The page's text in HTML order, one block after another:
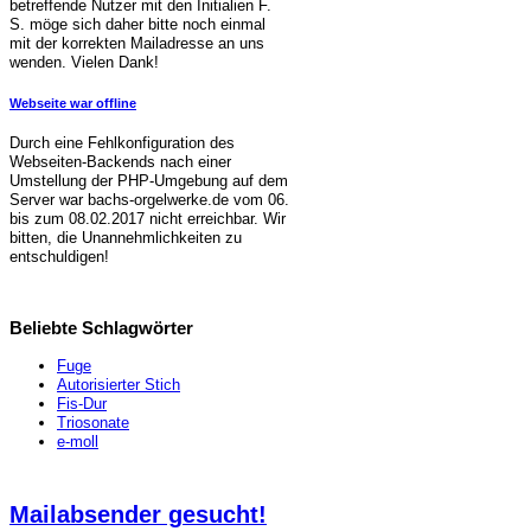
betreffende Nutzer mit den Initialien F.
S. möge sich daher bitte noch einmal
mit der korrekten Mailadresse an uns
wenden. Vielen Dank!
Webseite war offline
Durch eine Fehlkonfiguration des
Webseiten-Backends nach einer
Umstellung der PHP-Umgebung auf dem
Server war bachs-orgelwerke.de vom 06.
bis zum 08.02.2017 nicht erreichbar. Wir
bitten, die Unannehmlichkeiten zu
entschuldigen!
Beliebte Schlagwörter
Fuge
Autorisierter Stich
Fis-Dur
Triosonate
e-moll
Mailabsender gesucht!